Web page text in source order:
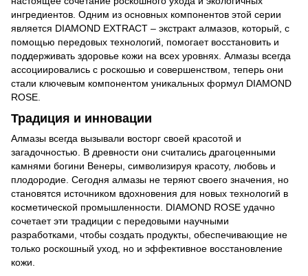
ингредиентов. Одним из основных компонентов этой серии
является DIAMOND EXTRACT – экстракт алмазов, который, с
помощью передовых технологий, помогает восстановить и
поддерживать здоровье кожи на всех уровнях. Алмазы всегда
ассоциировались с роскошью и совершенством, теперь они
стали ключевым компонентом уникальных формул DIAMOND
ROSE.
Традиция и инновации
Алмазы всегда вызывали восторг своей красотой и
загадочностью. В древности они считались драгоценными
камнями богини Венеры, символизируя красоту, любовь и
плодородие. Сегодня алмазы не теряют своего значения, но
становятся источником вдохновения для новых технологий в
косметической промышленности. DIAMOND ROSE удачно
сочетает эти традиции с передовыми научными
разработками, чтобы создать продукты, обеспечивающие не
только роскошный уход, но и эффективное восстановление
кожи.